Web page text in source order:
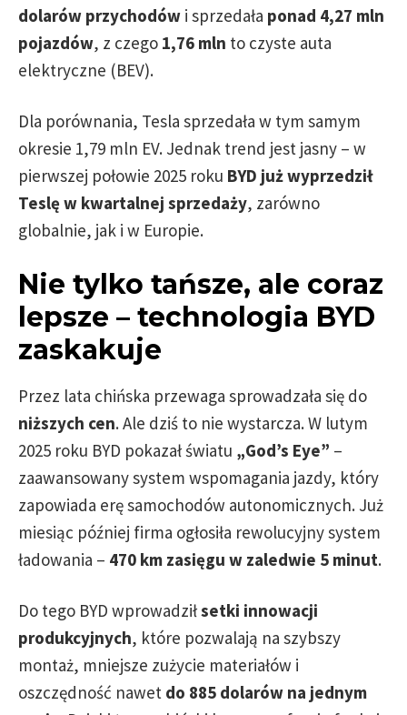
dolarów przychodów i sprzedała ponad 4,27 mln
pojazdów, z czego 1,76 mln to czyste auta
elektryczne (BEV).
Dla porównania, Tesla sprzedała w tym samym
okresie 1,79 mln EV. Jednak trend jest jasny – w
pierwszej połowie 2025 roku BYD już wyprzedził
Teslę w kwartalnej sprzedaży, zarówno
globalnie, jak i w Europie.
Nie tylko tańsze, ale coraz
lepsze – technologia BYD
zaskakuje
Przez lata chińska przewaga sprowadzała się do
niższych cen. Ale dziś to nie wystarcza. W lutym
2025 roku BYD pokazał światu „God’s Eye” –
zaawansowany system wspomagania jazdy, który
zapowiada erę samochodów autonomicznych. Już
miesiąc później firma ogłosiła rewolucyjny system
ładowania – 470 km zasięgu w zaledwie 5 minut.
Do tego BYD wprowadziłsetki innowacji
produkcyjnych, które pozwalają na szybszy
montaż, mniejsze zużycie materiałów i
oszczędność nawet do 885 dolarów na jednym